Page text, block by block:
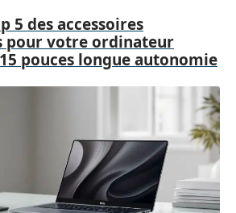
5 des accessoires
pour votre ordinateur
pouces longue autonomie